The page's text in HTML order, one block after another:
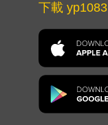
下載 yp1083